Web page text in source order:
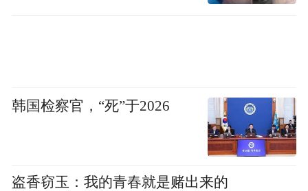
韩国检察官，“死”于2026
盗香窃玉：我的青春就是赌出来的